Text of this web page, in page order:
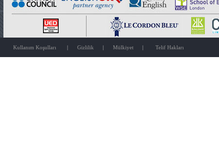
Kullanım Koşulları | Gizlilik | Mülkiyet | Telif Hakları